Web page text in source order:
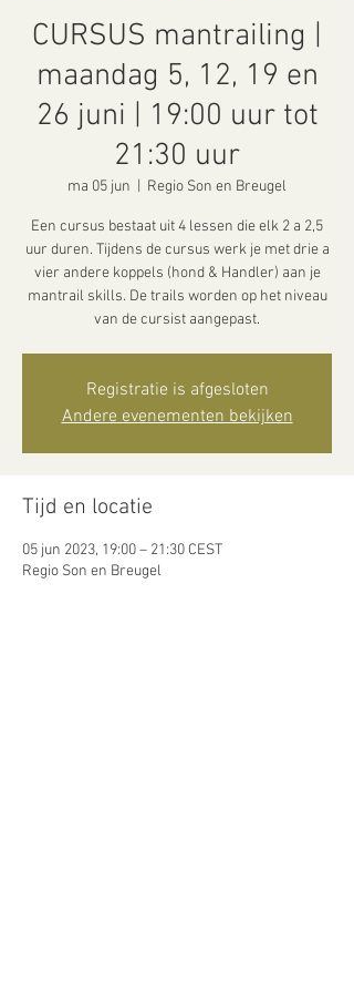
CURSUS mantrailing |
maandag 5, 12, 19 en
26 juni | 19:00 uur tot
21:30 uur
ma 05 jun Regio Son en Breugel
Een cursus bestaat uit 4 lessen die elk 2 a 2,5
uur duren. Tijdens de cursus werk je met drie a
vier andere koppels (hond & Handler) aan je
mantrail skills. De trails worden op het niveau
van de cursist aangepast.
Registratie is afgesloten
Andere evenementen bekijken
Tijd en locatie
05 jun 2023, 19:00 – 21:30 CEST
Regio Son en Breugel